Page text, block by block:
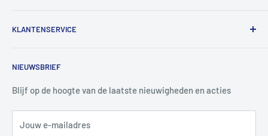
Utrechtlaan 9
Tel:+31 6 345 30 448
Mail:info@luchtbuks.com
KLANTENSERVICE
Informatie
Privacybeleid
Verzendbeleid
NIEUWSBRIEF
Blijf op de hoogte van de laatste nieuwigheden en acties
Jouw e-mailadres